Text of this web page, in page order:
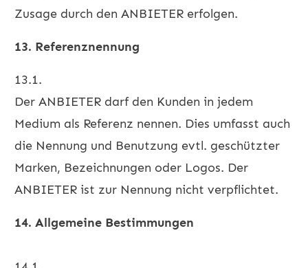
Zusage durch den ANBIETER erfolgen.
13. Referenznennung
13.1.
Der ANBIETER darf den Kunden in jedem
Medium als Referenz nennen. Dies umfasst auch
die Nennung und Benutzung evtl. geschützter
Marken, Bezeichnungen oder Logos. Der
ANBIETER ist zur Nennung nicht verpflichtet.
14. Allgemeine Bestimmungen